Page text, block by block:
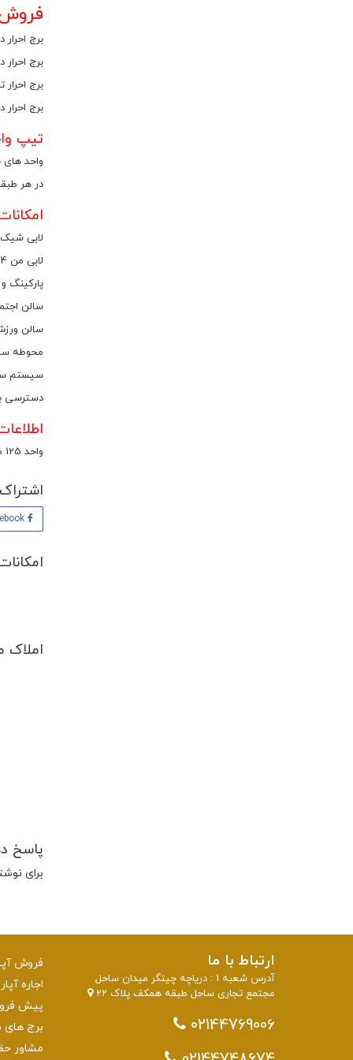
فروش واحد 125
برج
برج احرار در قالب 7 برج 18 طبقه مسکونی با یک طبقه
برج احرار توسط
برج
تیپ
واحد های برج
در هر طبقه از برج
لابی
لابی من 24 ساعته
پارکینگ و
سالن
سالن
محوطه
سیستم
دسترسی
اطلاعات
واحد 125 متری سه خوابه در طبقه 6 برای فروش گذاشته شده است.
Facebook
املاک
پاسخ
برای
ارتباط با ما
آدرس شعبه 1 : دریاچه چیتگر میدان ساحل
مجتمع تجاری ساحل طبقه همکف پلاک 22
02144769006
فروش
اجاره
پیش
برج های منطقه 22
مشاور